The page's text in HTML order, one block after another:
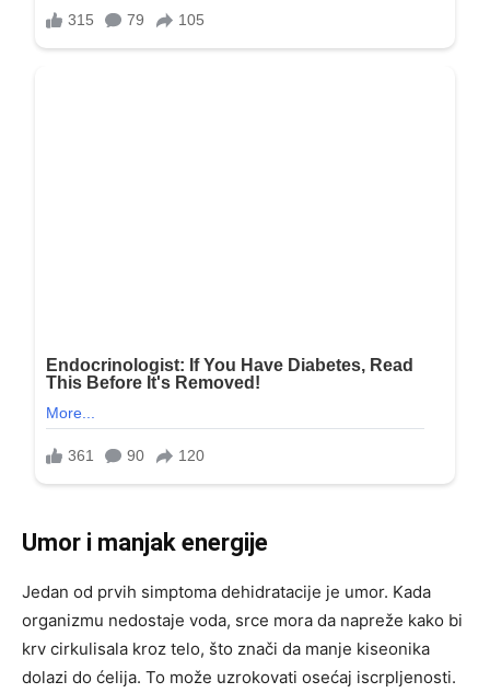
Umor i manjak energije
Jedan od prvih simptoma dehidratacije je umor. Kada
organizmu nedostaje voda, srce mora da napreže kako bi
krv cirkulisala kroz telo, što znači da manje kiseonika
dolazi do ćelija. To može uzrokovati osećaj iscrpljenosti.